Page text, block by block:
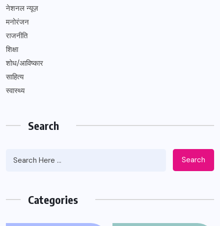
नेशनल न्यूज़
मनोरंजन
राजनीति
शिक्षा
शोध/आविष्कार
साहित्य
स्वास्थ्य
Search
Search
Categories